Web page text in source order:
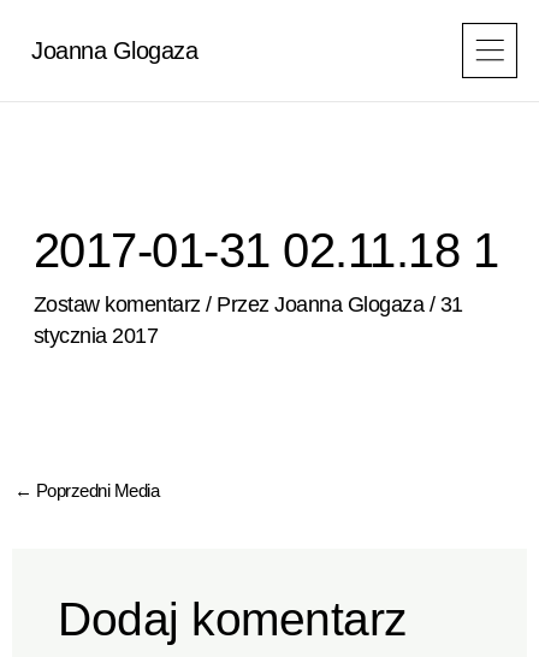
Joanna Glogaza
2017-01-31 02.11.18 1
Zostaw komentarz / PrzezJoanna Glogaza / 31
stycznia 2017
← Poprzedni Media
Dodaj komentarz